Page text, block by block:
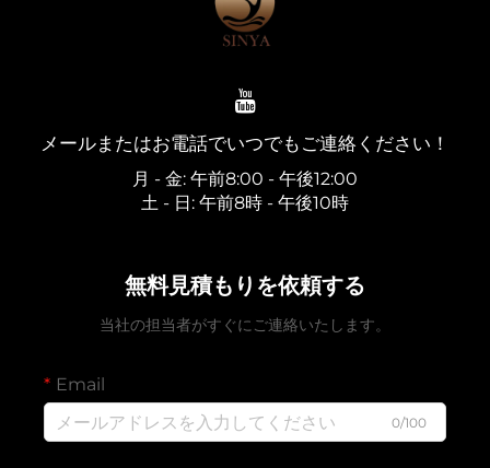
メールまたはお電話でいつでもご連絡ください！
月 - 金: 午前8:00 - 午後12:00
土 - 日: 午前8時 - 午後10時
無料見積もりを依頼する
当社の担当者がすぐにご連絡いたします。
Email
0/100